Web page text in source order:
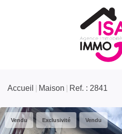
Accueil Maison Ref. : 2841
Vendu Exclusivité Vendu